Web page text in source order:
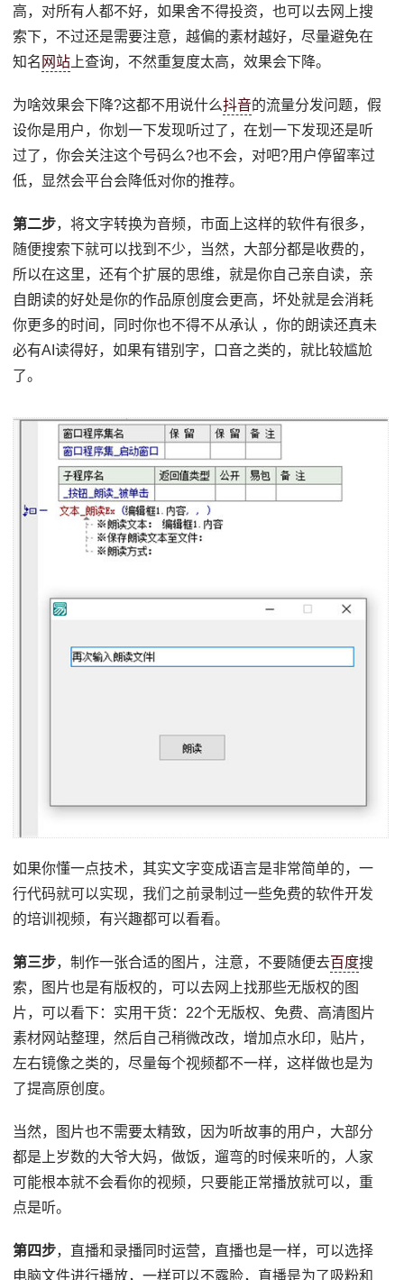
高，对所有人都不好，如果舍不得投资，也可以去网上搜
索下，不过还是需要注意，越偏的素材越好，尽量避免在
知名 网站 上查询，不然重复度太高，效果会下降。
为啥效果会下降?这都不用说什么抖音的流量分发问题，假
设你是用户，你划一下发现听过了，在划一下发现还是听
过了，你会关注这个号码么?也不会，对吧?用户停留率过
低，显然会平台会降低对你的推荐。
第二步，将文字转换为音频，市面上这样的软件有很多，
随便搜索下就可以找到不少，当然，大部分都是收费的，
所以在这里，还有个扩展的思维，就是你自己亲自读，亲
自朗读的好处是你的作品原创度会更高，坏处就是会消耗
你更多的时间，同时你也不得不从承认 ，你的朗读还真未
必有AI读得好，如果有错别字，口音之类的，就比较尴尬
了。
如果你懂一点技术，其实文字变成语言是非常简单的，一
行代码就可以实现，我们之前录制过一些免费的软件开发
的培训视频，有兴趣都可以看看。
第三步，制作一张合适的图片，注意，不要随便去百度搜
索，图片也是有版权的，可以去网上找那些无版权的图
片，可以看下：实用干货：22个无版权、免费、高清图片
素材网站整理，然后自己稍微改改，增加点水印，贴片，
左右镜像之类的，尽量每个视频都不一样，这样做也是为
了提高原创度。
当然，图片也不需要太精致，因为听故事的用户，大部分
都是上岁数的大爷大妈，做饭，遛弯的时候来听的，人家
可能根本就不会看你的视频，只要能正常播放就可以，重
点是听。
第四步，直播和录播同时运营，直播也是一样，可以选择
电脑文件进行播放，一样可以不露脸，直播是为了吸粉和